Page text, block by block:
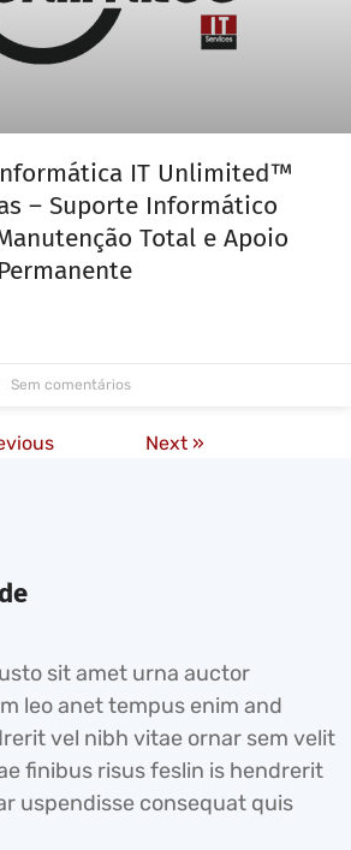
IT Unlimited™
– Suporte Informático
Total e Apoio
Sem comentários
Next »
sit amet urna auctor
leo anet tempus enim and
vel nibh vitae ornar sem velit
finibus risus feslin is hendrerit
uspendisse consequat quis